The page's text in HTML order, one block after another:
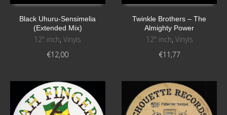
Black Uhuru-Sensimelia
(Extended Mix)
12" inch,Vinyls
€12,00
Twinkle Brothers – The
Almighty Power
12" inch, Vinyls
€11,77